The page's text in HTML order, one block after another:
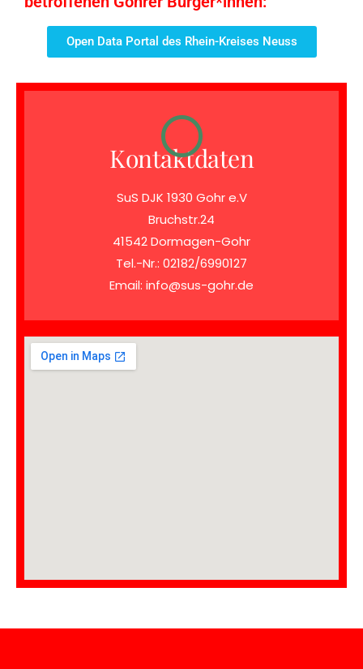
Open Data Portal des Rhein-Kreises Neuss
Kontaktdaten
SuS DJK 1930 Gohr e.V
Bruchstr.24
41542 Dormagen-Gohr
Tel.-Nr.: 02182/6990127
Email: info@sus-gohr.de